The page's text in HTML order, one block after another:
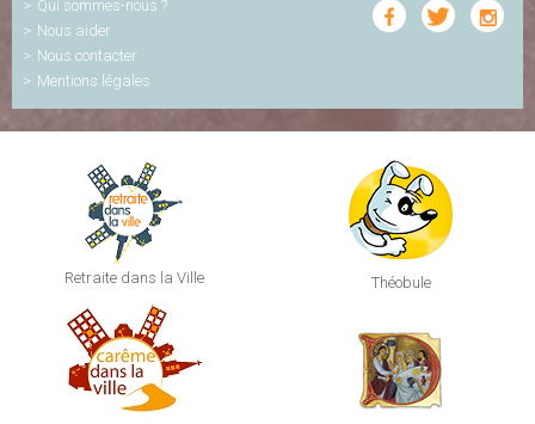
Qui sommes-nous ?
Nous aider
Nous contacter
Mentions légales
Retraite dans la Ville Théobule